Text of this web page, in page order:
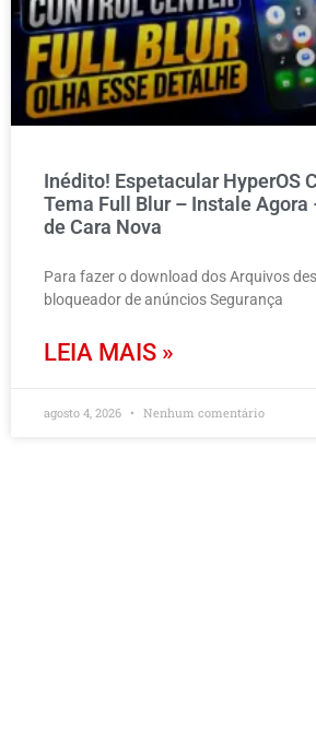
Inédito! Espetacular HyperOS
Tema Full Blur – Instale Agora
de Cara Nova
Para fazer o download dos Arquivos
bloqueador de anúncios Segurança
LEIA MAIS »
agosto 4, 2026 Nenhum comentário